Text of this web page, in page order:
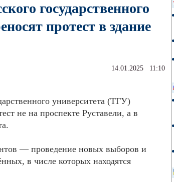
государственного
протест в здание
14.01.2025 11:10
университета (ТГУ)
не на проспекте Руставели, а в
— проведение новых выборов и
в числе которых находятся